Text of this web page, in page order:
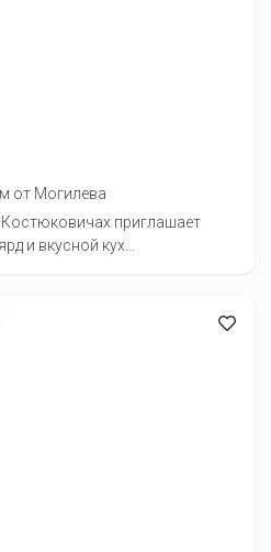
от Могилева
приглашает
и вкусной кух...